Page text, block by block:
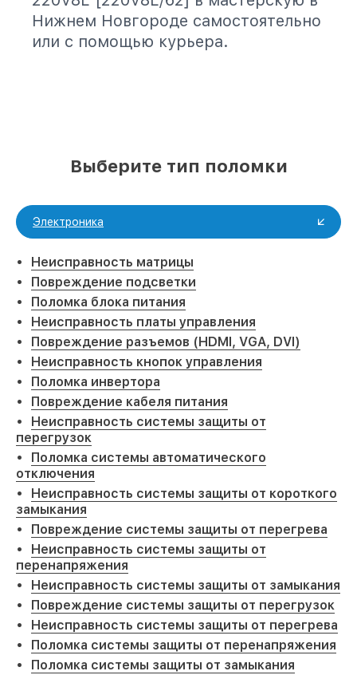
Нижнем Новгороде самостоятельно
или с помощью курьера.
Выберите тип поломки
Электроника
Неисправность матрицы
Повреждение подсветки
Поломка блока питания
Неисправность платы управления
Повреждение разъемов (HDMI, VGA, DVI)
Неисправность кнопок управления
Поломка инвертора
Повреждение кабеля питания
Неисправность системы защиты от
перегрузок
Поломка системы автоматического
отключения
Неисправность системы защиты от короткого
замыкания
Повреждение системы защиты от перегрева
Неисправность системы защиты от
перенапряжения
Неисправность системы защиты от замыкания
Повреждение системы защиты от перегрузок
Неисправность системы защиты от перегрева
Поломка системы защиты от перенапряжения
Поломка системы защиты от замыкания